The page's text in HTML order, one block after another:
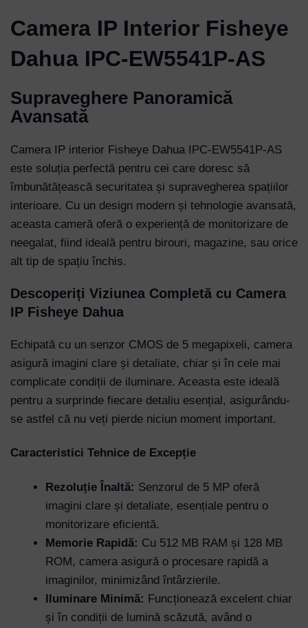
Camera IP Interior Fisheye
Dahua IPC-EW5541P-AS
Supraveghere Panoramică
Avansată
Camera IP interior Fisheye Dahua IPC-EW5541P-AS
este soluția perfectă pentru cei care doresc să
îmbunătățească securitatea și supravegherea spațiilor
interioare. Cu un design modern și tehnologie avansată,
aceasta cameră oferă o experiență de monitorizare de
neegalat, fiind ideală pentru birouri, magazine, sau orice
alt tip de spațiu închis.
Descoperiți Viziunea Completă cu Camera
IP Fisheye Dahua
Echipată cu un senzor CMOS de 5 megapixeli, camera
asigură imagini clare și detaliate, chiar și în cele mai
complicate condiții de iluminare. Aceasta este ideală
pentru a surprinde fiecare detaliu esențial, asigurându-
se astfel că nu veți pierde niciun moment important.
Caracteristici Tehnice de Excepție
Rezoluție Înaltă: Senzorul de 5 MP oferă
imagini clare și detaliate, esențiale pentru o
monitorizare eficientă.
Memorie Rapidă: Cu 512 MB RAM și 128 MB
ROM, camera asigură o procesare rapidă a
imaginilor, minimizând întârzierile.
Iluminare Minimă: Funcționează excelent chiar
și în condiții de lumină scăzută, având o